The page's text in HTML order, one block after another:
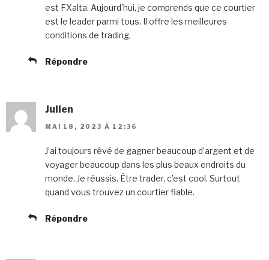
est FXalta. Aujourd’hui, je comprends que ce courtier
est le leader parmi tous. Il offre les meilleures
conditions de trading,
Répondre
Julien
MAI 18, 2023 À 12:36
J’ai toujours rêvé de gagner beaucoup d’argent et de
voyager beaucoup dans les plus beaux endroits du
monde. Je réussis. Être trader, c’est cool. Surtout
quand vous trouvez un courtier fiable.
Répondre